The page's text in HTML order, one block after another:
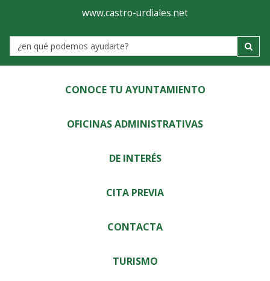
Ayuntamiento
de
Castro-
Urdiales
www.castro-urdiales.net
Label
CONOCE TU AYUNTAMIENTO
OFICINAS ADMINISTRATIVAS
DE INTERÉS
CITA PREVIA
CONTACTA
TURISMO